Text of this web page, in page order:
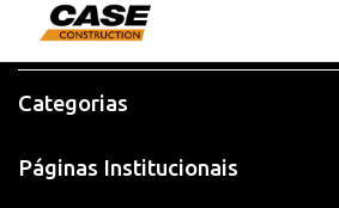
Categorias
Páginas Institucionais